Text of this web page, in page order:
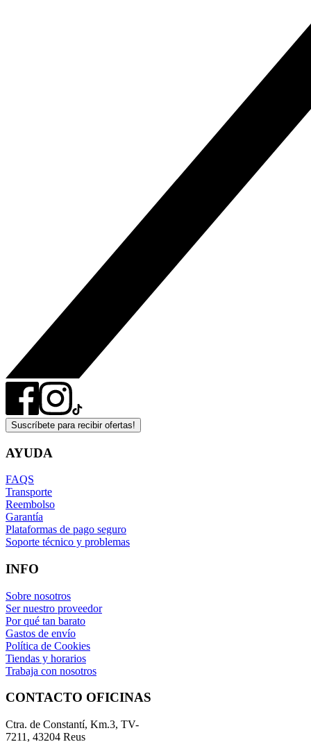
Suscríbete para recibir ofertas!
AYUDA
FAQS
Transporte
Reembolso
Garantía
Plataformas de pago seguro
Soporte técnico y problemas
INFO
Sobre nosotros
Ser nuestro proveedor
Por qué tan barato
Gastos de envío
Política de Cookies
Tiendas y horarios
Trabaja con nosotros
CONTACTO OFICINAS
Ctra. de Constantí, Km.3, TV-
7211, 43204 Reus